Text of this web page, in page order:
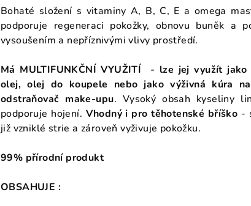
Bohaté složení s vitaminy A, B, C, E a omega
podporuje regeneraci pokožky, obnovu buněk a
vysoušením a nepříznivými vlivy prostředí.
Má MULTIFUNKČNÍ VYUŽITÍ - lze jej využít
olej, olej do koupele nebo jako výživná kúra
odstraňovač make-upu. Vysoký obsah kyseliny
podporuje hojení. Vhodný i pro těhotenské bříško -
již vzniklé strie a zároveň vyživuje pokožku.
99% přírodní produkt
OBSAHUJE :